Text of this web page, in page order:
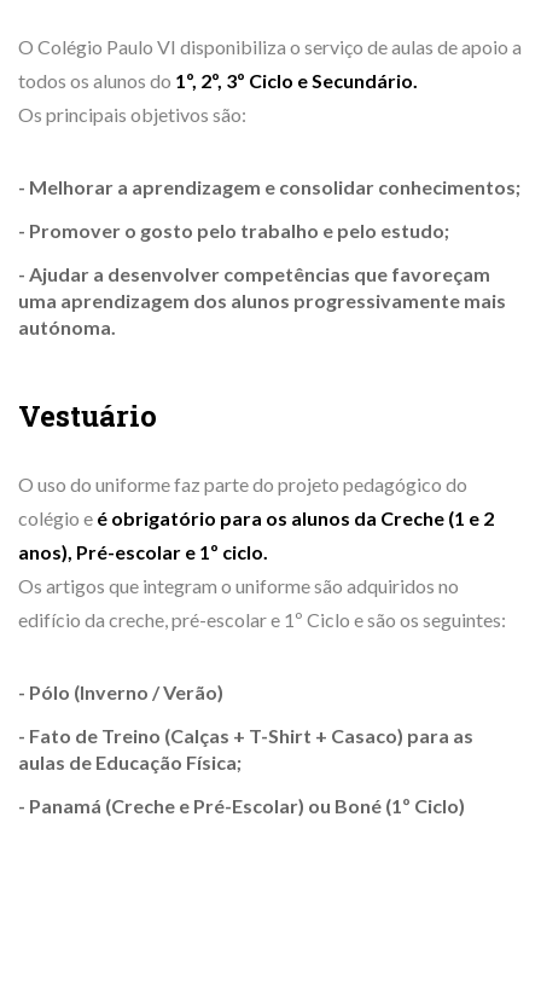
O Colégio Paulo VI disponibiliza o serviço de aulas de apoio a
todos os alunos do 1º, 2º, 3º Ciclo e Secundário.
Os principais objetivos são:
- Melhorar a aprendizagem e consolidar conhecimentos;
- Promover o gosto pelo trabalho e pelo estudo;
- Ajudar a desenvolver competências que favoreçam
uma aprendizagem dos alunos progressivamente mais
autónoma.
Vestuário
O uso do uniforme faz parte do projeto pedagógico do
colégio e é obrigatório para os alunos da Creche (1 e 2
anos), Pré-escolar e 1º ciclo.
Os artigos que integram o uniforme são adquiridos no
edifício da creche, pré-escolar e 1º Ciclo e são os seguintes:
- Pólo (Inverno / Verão)
- Fato de Treino (Calças + T-Shirt + Casaco) para as
aulas de Educação Física;
- Panamá (Creche e Pré-Escolar) ou Boné (1º Ciclo)